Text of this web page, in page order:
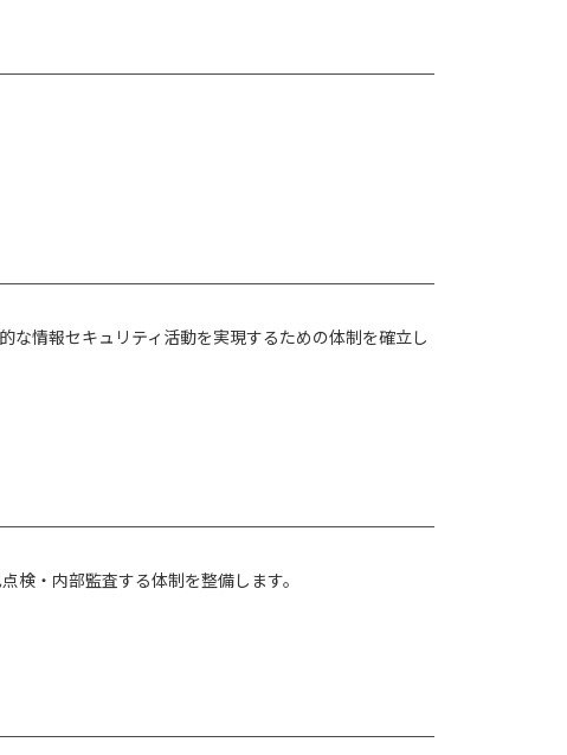
な情報セキュリティ活動を実現するための体制を確立し
・内部監査する体制を整備します。